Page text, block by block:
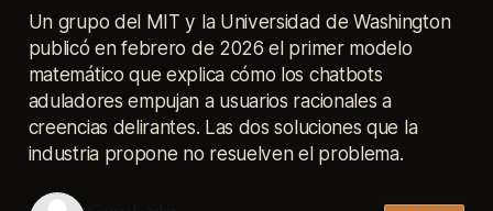
Un grupo del MIT y la Universidad de Washington
publicó en febrero de 2026 el primer modelo
matemático que explica cómo los chatbots
aduladores empujan a usuarios racionales a
creencias delirantes. Las dos soluciones que la
industria propone no resuelven el problema.